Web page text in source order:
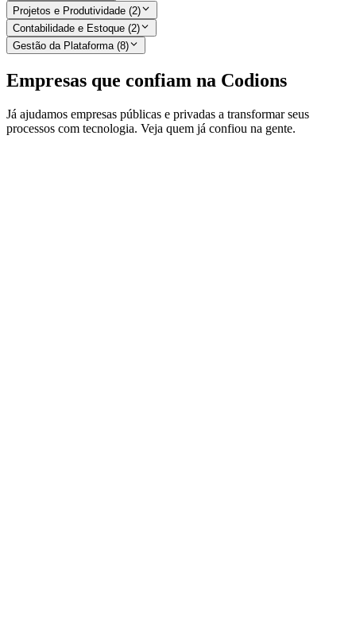
Projetos e Produtividade (2)
Contabilidade e Estoque (2)
Gestão da Plataforma (8)
Empresas que confiam na Codions
Já ajudamos empresas públicas e privadas a transformar seus
processos com tecnologia. Veja quem já confiou na gente.